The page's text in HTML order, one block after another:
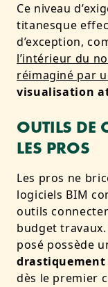
Ce niveau
titanesque
d’exception,
l’intérieur du
réimaginé par
visualisation
OUTILS DE
LES PROS
Les pros ne
logiciels BIM
outils
budget
posé possède
dès le premier